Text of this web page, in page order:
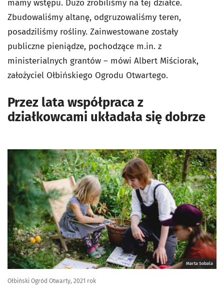
mamy wstępu. Dużo zrobiliśmy na tej działce.
Zbudowaliśmy altanę, odgruzowaliśmy teren,
posadziliśmy rośliny. Zainwestowane zostały
publiczne pieniądze, pochodzące m.in. z
ministerialnych grantów – mówi Albert Miściorak,
założyciel Ołbińskiego Ogrodu Otwartego.
Przez lata współpraca z
działkowcami układała się dobrze
Marta Sobala
Ołbiński Ogród Otwarty, 2021 rok